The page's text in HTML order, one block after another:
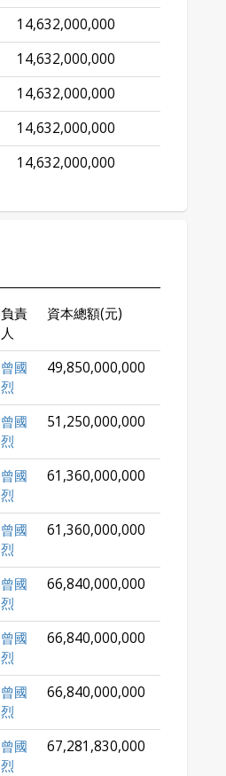
14,632,000,000
14,632,000,000
14,632,000,000
14,632,000,000
14,632,000,000
負責
人
資本總額(元)
曾國
烈
49,850,000,000
曾國
烈
51,250,000,000
曾國
烈
61,360,000,000
曾國
烈
61,360,000,000
曾國
烈
66,840,000,000
曾國
烈
66,840,000,000
曾國
烈
66,840,000,000
曾國
烈
67,281,830,000